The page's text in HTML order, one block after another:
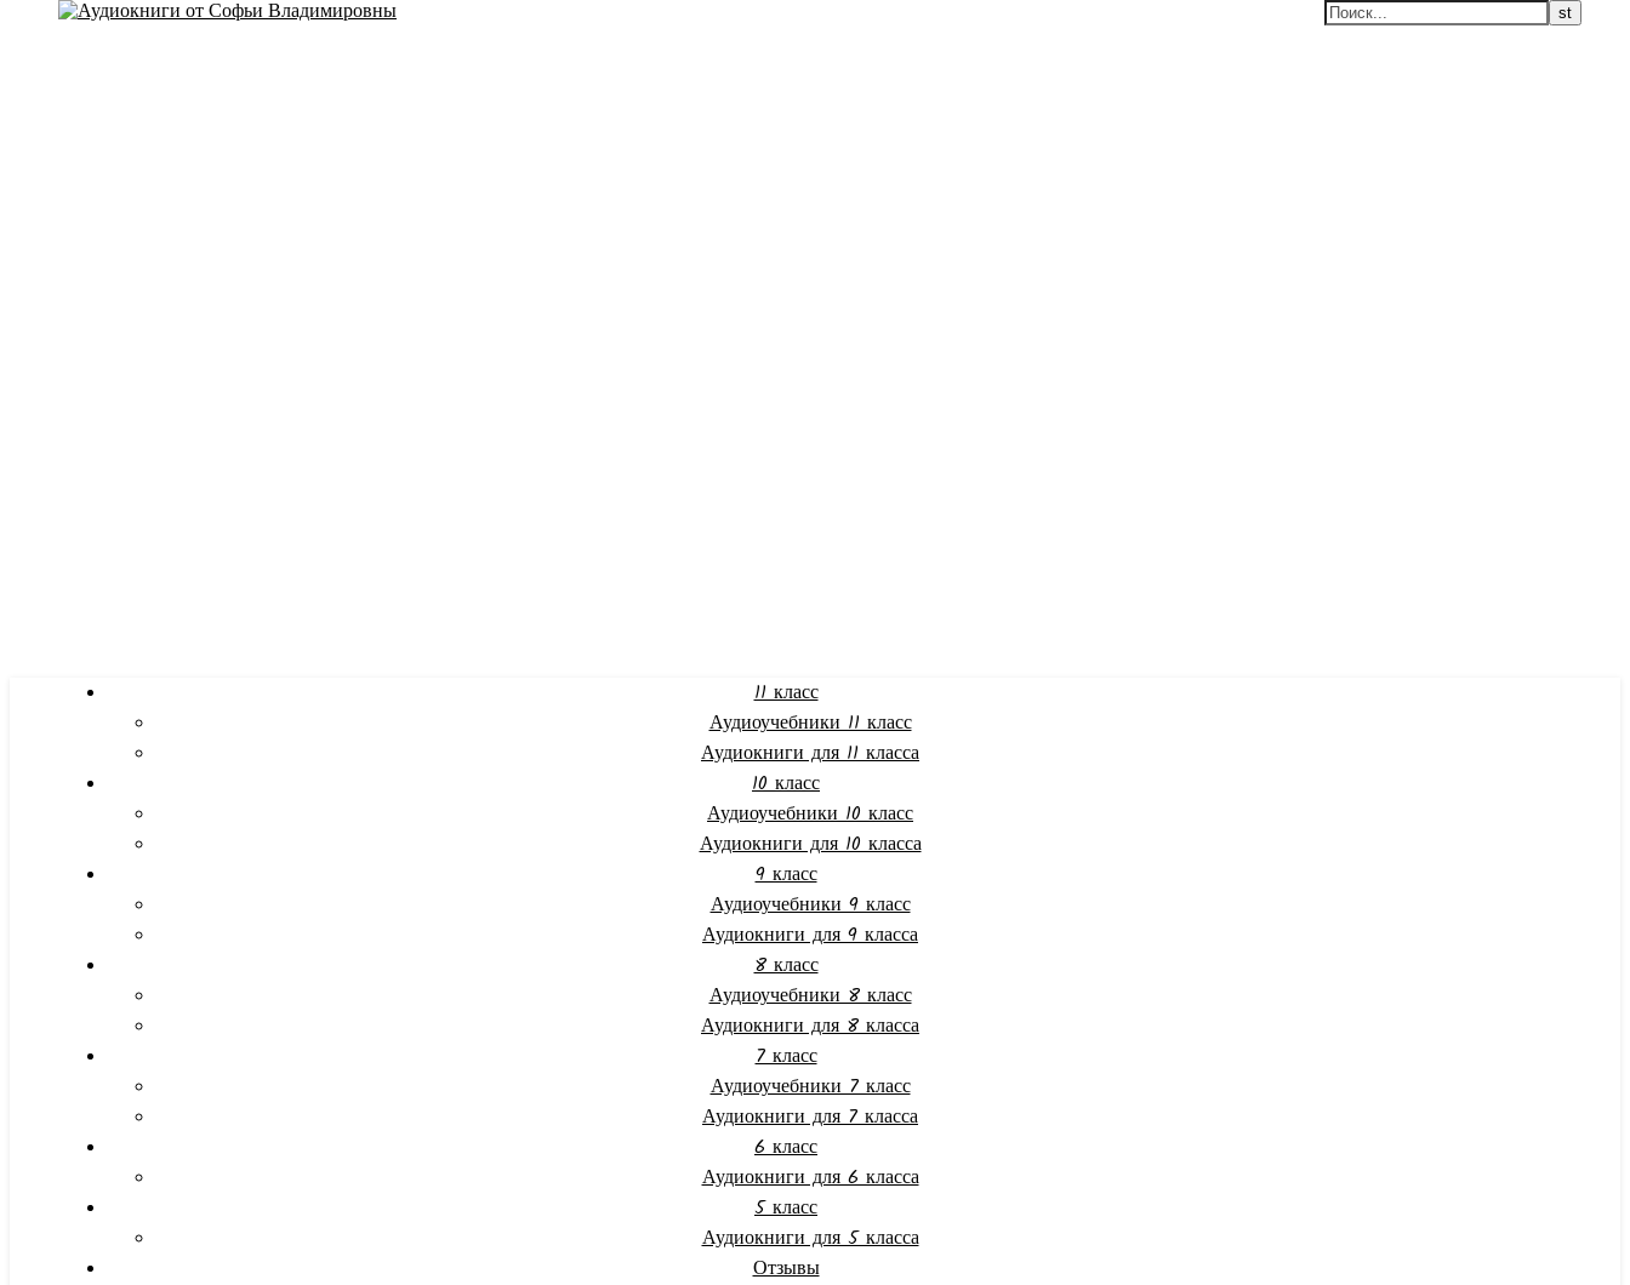
11 класс
Аудиоучебники 11 класс
Аудиокниги для 11 класса
10 класс
Аудиоучебники 10 класс
Аудиокниги для 10 класса
9 класс
Аудиоучебники 9 класс
Аудиокниги для 9 класса
8 класс
Аудиоучебники 8 класс
Аудиокниги для 8 класса
7 класс
Аудиоучебники 7 класс
Аудиокниги для 7 класса
6 класс
Аудиокниги для 6 класса
5 класс
Аудиокниги для 5 класса
Отзывы